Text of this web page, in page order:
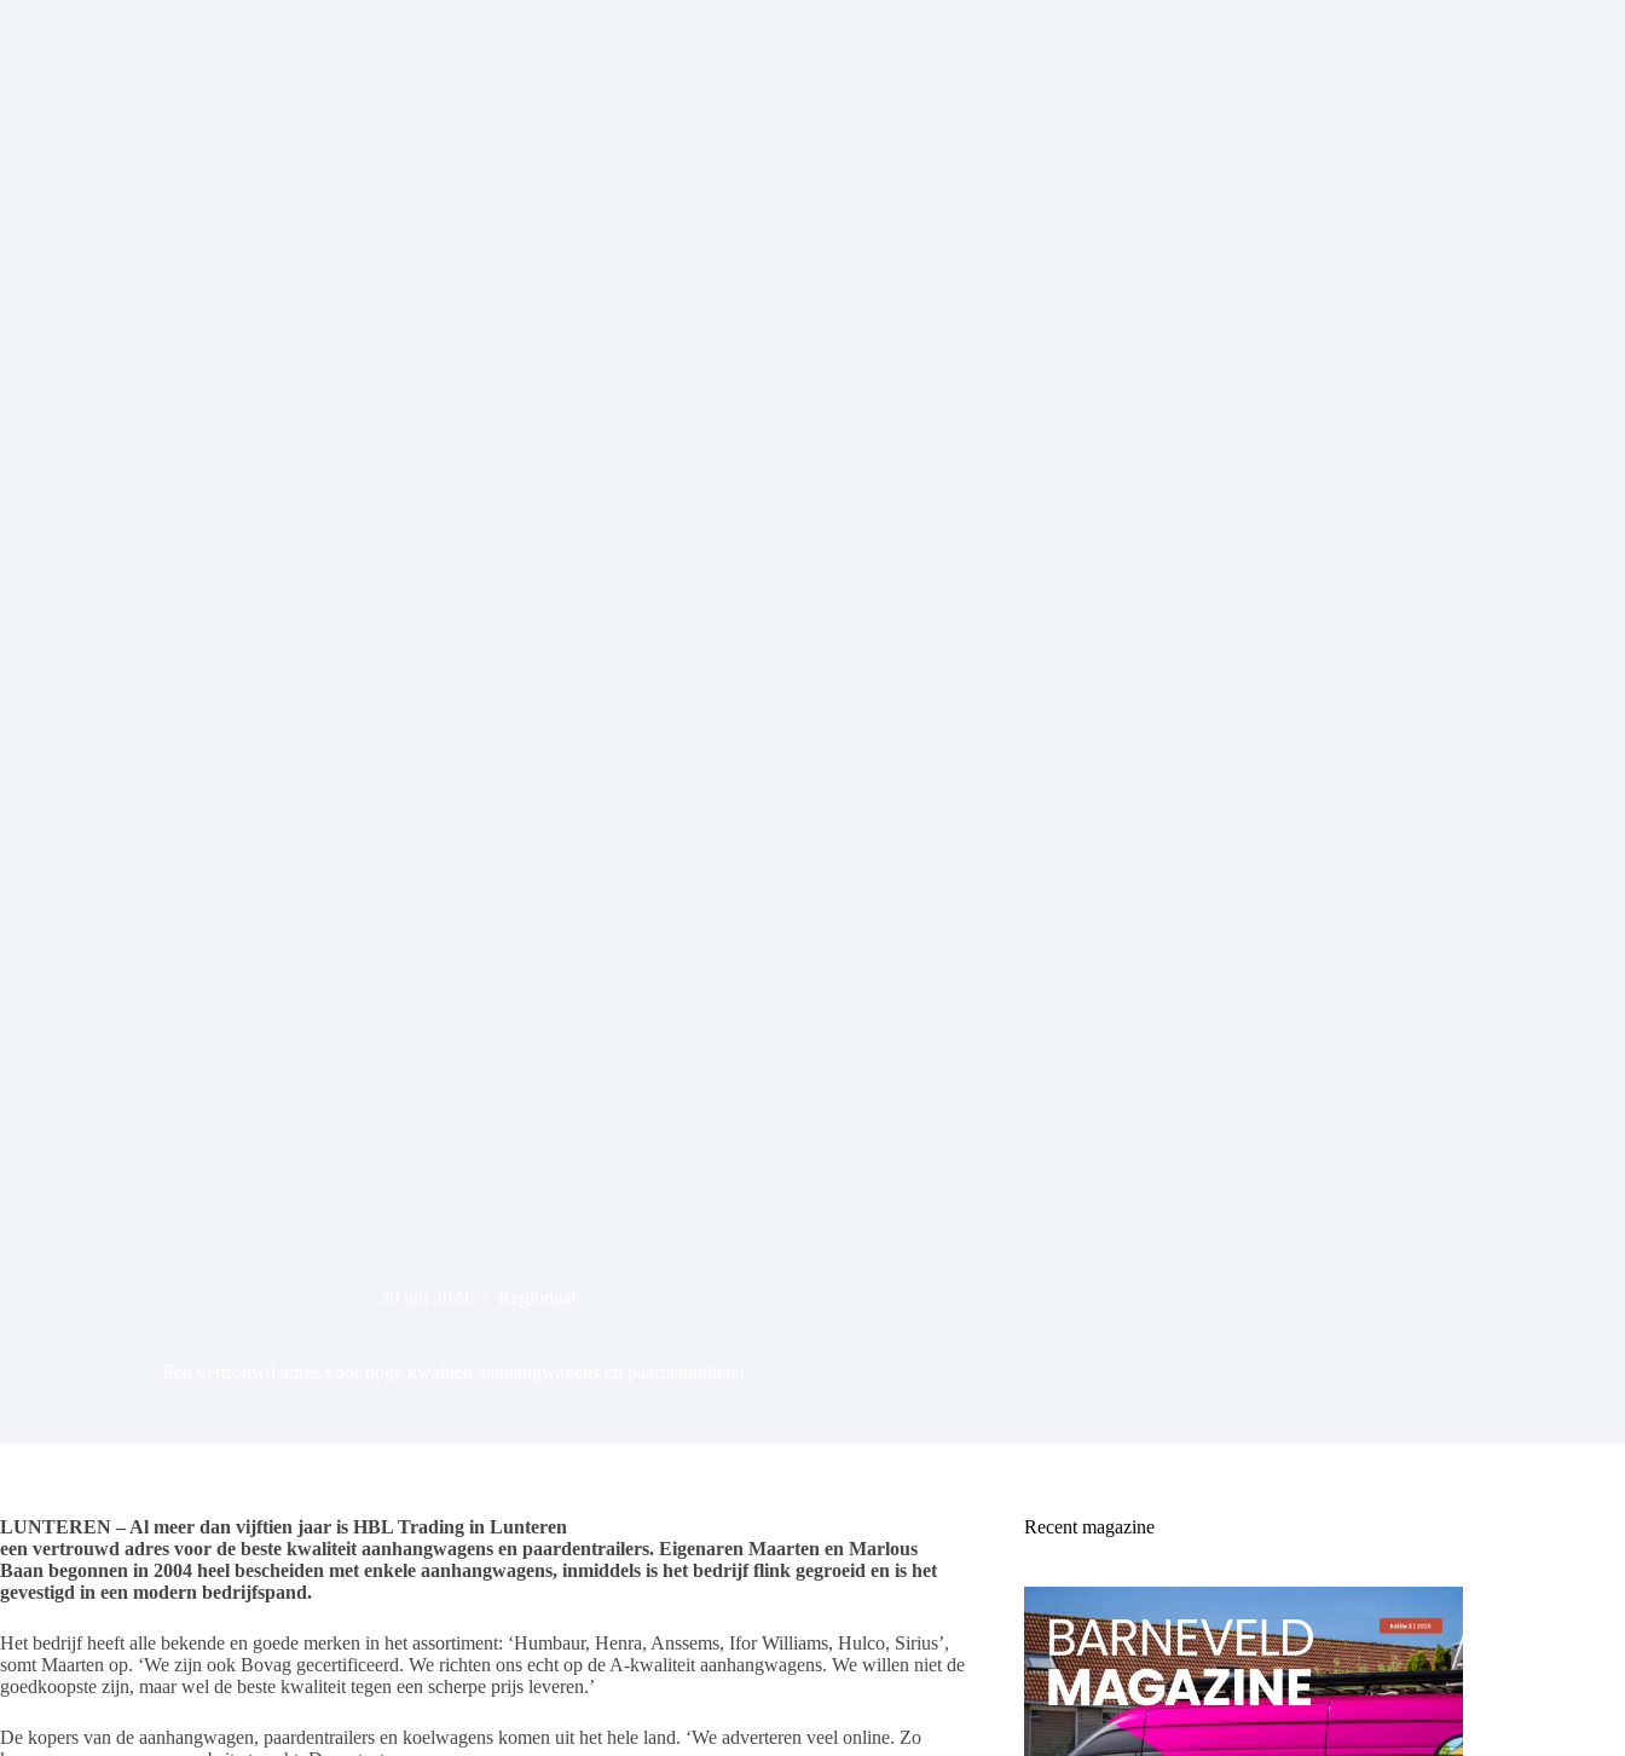
LUNTEREN – Al meer dan vijftien jaar is HBL Trading in Lunteren
een vertrouwd adres voor de beste kwaliteit aanhangwagens en paardentrailers. Eigenaren Maarten en Marlous
Baan begonnen in 2004 heel bescheiden met enkele aanhangwagens, inmiddels is het bedrijf flink gegroeid en is het
gevestigd in een modern bedrijfspand.
Het bedrijf heeft alle bekende en goede merken in het assortiment: ‘Humbaur, Henra, Anssems, Ifor Williams, Hulco, Sirius’,
somt Maarten op. ‘We zijn ook Bovag gecertificeerd. We richten ons echt op de A-kwaliteit aanhangwagens. We willen niet de
goedkoopste zijn, maar wel de beste kwaliteit tegen een scherpe prijs leveren.’
De kopers van de aanhangwagen, paardentrailers en koelwagens komen uit het hele land. ‘We adverteren veel online. Zo
Recent magazine